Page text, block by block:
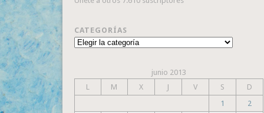
CATEGORÍAS
Categorías
junio 2013
L
M X J V S
D
1
2